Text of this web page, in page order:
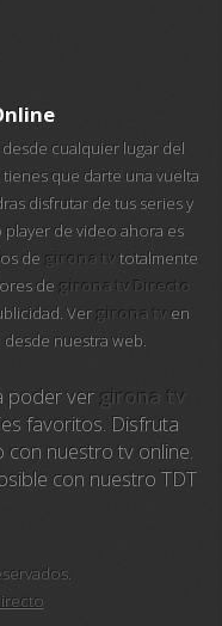
hd
desde cualquier lugar del
que darte una vuelta
disfrutar de tus series y
de video ahora es
de girona tv totalmente
de girona tv Directo
Ver girona tv en
nuestra web.
poder ver girona tv
favoritos. Disfruta
nuestro tv online.
con nuestro TDT